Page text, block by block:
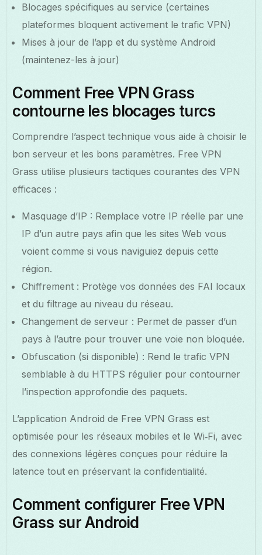
Blocages spécifiques au service (certaines
plateformes bloquent activement le trafic VPN)
Mises à jour de l’app et du système Android
(maintenez-les à jour)
Comment Free VPN Grass
contourne les blocages turcs
Comprendre l’aspect technique vous aide à choisir le
bon serveur et les bons paramètres. Free VPN
Grass utilise plusieurs tactiques courantes des VPN
efficaces :
Masquage d’IP : Remplace votre IP réelle par une
IP d’un autre pays afin que les sites Web vous
voient comme si vous naviguiez depuis cette
région.
Chiffrement : Protège vos données des FAI locaux
et du filtrage au niveau du réseau.
Changement de serveur : Permet de passer d’un
pays à l’autre pour trouver une voie non bloquée.
Obfuscation (si disponible) : Rend le trafic VPN
semblable à du HTTPS régulier pour contourner
l’inspection approfondie des paquets.
L’application Android de Free VPN Grass est
optimisée pour les réseaux mobiles et le Wi‑Fi, avec
des connexions légères conçues pour réduire la
latence tout en préservant la confidentialité.
Comment configurer Free VPN
Grass sur Android